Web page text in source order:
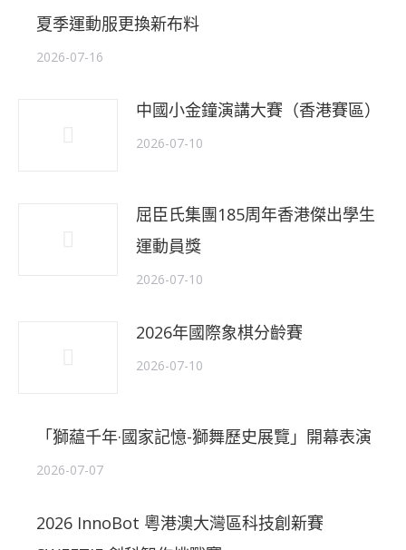
夏季運動服更換新布料
2026-07-16
中國小金鐘演講大賽（香港賽區）
2026-07-10
屈臣氏集團185周年香港傑出學生
運動員獎
2026-07-10
2026年國際象棋分齡賽
2026-07-10
「獅藴千年·國家記憶-獅舞歷史展覽」開幕表演
2026-07-07
2026 InnoBot 粵港澳大灣區科技創新賽